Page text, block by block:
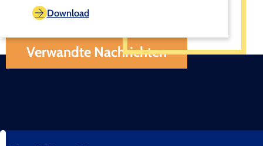
Download
Verwandte Nachrichten